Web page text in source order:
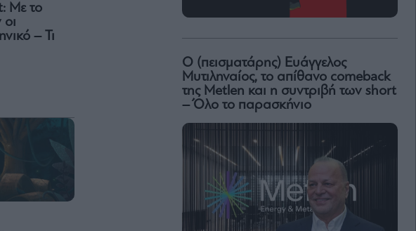
Με το
– Τι
Ο (πεισματάρης) Ευάγγελος
Μυτιληναίος, το απίθανο comeback
της Μetlen και η συντριβή των short
– Όλο το παρασκήνιο